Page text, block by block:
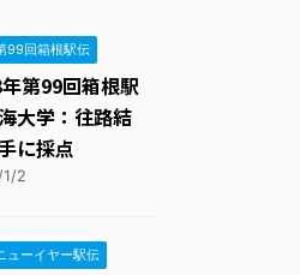
99回箱根駅伝
年第99回箱根駅
大学：往路結
に採点
2
ューイヤー駅伝